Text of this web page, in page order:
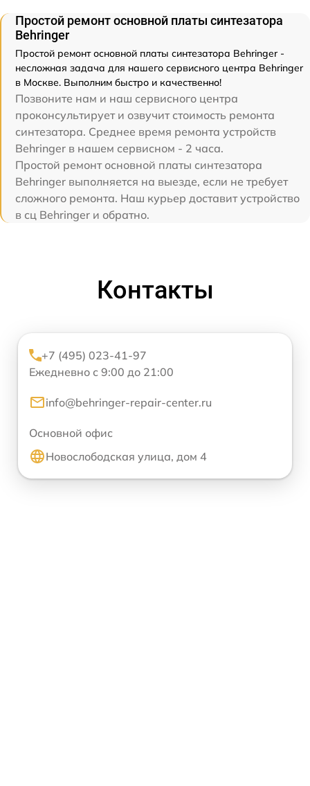
Простой ремонт основной платы синтезатора
Behringer
Простой ремонт основной платы синтезатора Behringer -
несложная задача для нашего сервисного центра Behringer
в Москве. Выполним быстро и качественно!
Позвоните нам и наш сервисного центра
проконсультирует и озвучит стоимость ремонта
синтезатора. Среднее время ремонта устройств
Behringer в нашем сервисном - 2 часа.
Простой ремонт основной платы синтезатора
Behringer выполняется на выезде, если не требует
сложного ремонта. Наш курьер доставит устройство
в сц Behringer и обратно.
Контакты
+7 (495) 023-41-97
Ежедневно с 9:00 до 21:00
info@behringer-repair-center.ru
Основной офис
Новослободская улица, дом 4